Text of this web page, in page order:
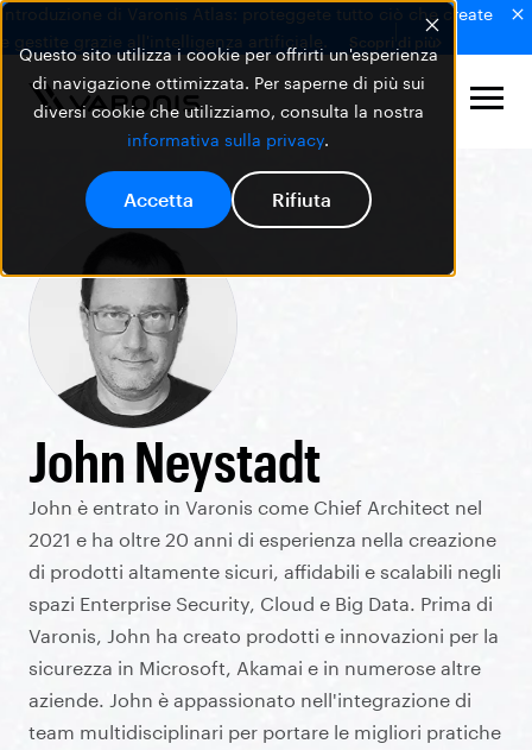
Questo sito utilizza i cookie per offrirti un'esperienza
di navigazione ottimizzata. Per saperne di più sui
diversi cookie che utilizziamo, consulta la nostra
informativa sulla privacy.
Accetta Rifiuta
Introduzione di Varonis Atlas: proteggete tutto ciò che create
e gestite grazie all'intelligenza artificiale.
Scopri di più
John Neystadt
John è entrato in Varonis come Chief Architect nel
2021 e ha oltre 20 anni di esperienza nella creazione
di prodotti altamente sicuri, affidabili e scalabili negli
spazi Enterprise Security, Cloud e Big Data. Prima di
Varonis, John ha creato prodotti e innovazioni per la
sicurezza in Microsoft, Akamai e in numerose altre
aziende. John è appassionato nell'integrazione di
team multidisciplinari per portare le migliori pratiche